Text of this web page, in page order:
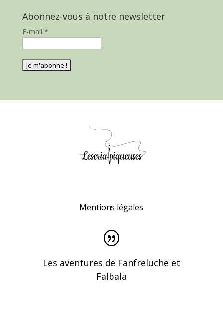
Abonnez-vous à notre newsletter
E-mail *
Mentions légales
Les aventures de Fanfreluche et
Falbala